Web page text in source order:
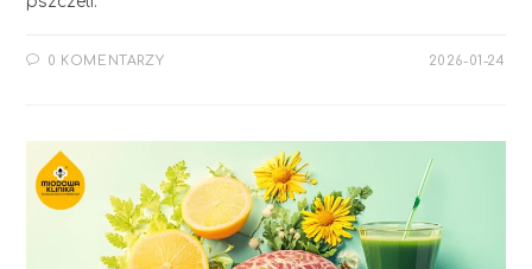
0 KOMENTARZY 2026-01-24